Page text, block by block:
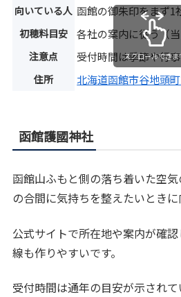
向いている人 函館の御朱印をまず1
初穂料目安 各社の案内に従う（当
注意点 受付時間は季節や行
住所 北海道函館市谷地頭
スクロールできま
函館護國神社
函館山ふもと側の落ち着いた空
の合間に気持ちを整えたいときに
公式サイトで所在地や案内が確
線も作りやすいです。
受付時間は通年の目安が示され